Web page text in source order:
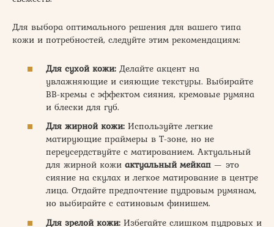
Для выбора оптимального решения для вашего типа
кожи и потребностей, следуйте этим рекомендациям:
Для сухой кожи: Делайте акцент на
увлажняющие и сияющие текстуры. Выбирайте
BB-кремы с эффектом сияния, кремовые румяна
и блески для губ.
Для жирной кожи: Используйте легкие
матирующие праймеры в T-зоне, но не
переусердствуйте с матированием. Актуальный
для жирной кожи актуальный мейкап — это
сияние на скулах и легкое матирование в центре
лица. Отдайте предпочтение пудровым румянам,
но выбирайте с сатиновым финишем.
Для зрелой кожи: Избегайте слишком пудровых и